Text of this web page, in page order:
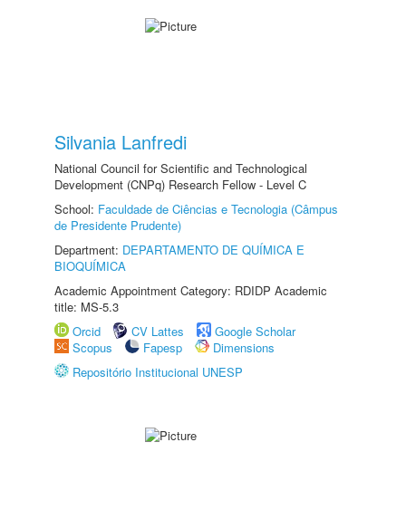
Silvania Lanfredi
National Council for Scientific and Technological
Development (CNPq) Research Fellow - Level C
School: Faculdade de Ciências e Tecnologia (Câmpus
de Presidente Prudente)
Department: DEPARTAMENTO DE QUÍMICA E
BIOQUÍMICA
Academic Appointment Category: RDIDP Academic
title: MS-5.3
Orcid
CV Lattes
Google Scholar
Scopus
Fapesp
Dimensions
Repositório Institucional UNESP